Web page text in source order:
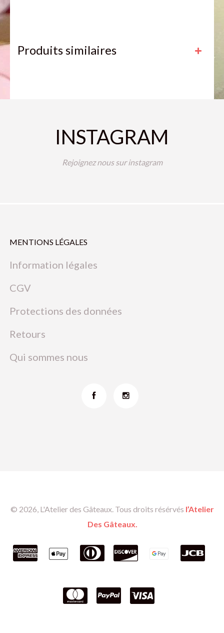
Produits similaires
INSTAGRAM
Rejoignez nous sur instagram
MENTIONS LÉGALES
Information légales
CGV
Protections des données
Retours
Qui sommes nous
© 2026, L'Atelier des Gâteaux. Tous droits résérvés l’Atelier
Des Gâteaux.